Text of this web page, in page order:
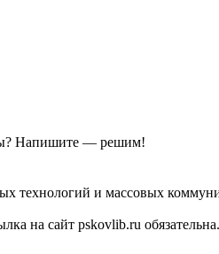
Напишите — решим!
технологий и массовых
на сайт pskovlib.ru обязательна.